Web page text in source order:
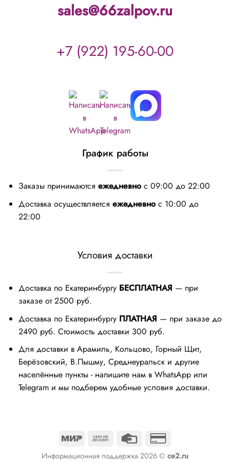
sales@66zalpov.ru
+7 (922) 195-60-00
График работы
Заказы принимаются ежедневнос 09:00 до 22:00
Доставка осуществляется ежедневнос 10:00 до
22:00
Условия доставки
Доставка по Екатеринбургу БЕСПЛАТНАЯ — при
заказе от 2500 руб.
Доставка по Екатеринбургу ПЛАТНАЯ — при заказе до
2490 руб. Стоимость доставки 300 руб.
Для доставки в Арамиль, Кольцово, Горный Щит,
Берёзовский, В.Пышму, Среднеуральск и другие
населённые пункты - напишите нам в WhatsApp или
Telegram и мы подберем удобные условия доставки.
Mir
Cash
Delivery
Credit
2
Информационная поддержка 2026 © ce2.ru